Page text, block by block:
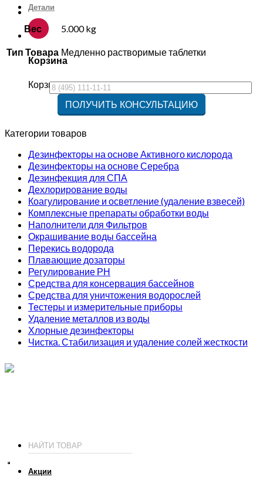
Корзина
Корзина пуста.
Детали
Вес 5.000 kg
Тип Товара Медленно растворимые таблетки
Категории товаров
Дезинфекторы на основе Активного кислорода
Дезинфекторы на основе Серебра
Дезинфекция для СПА
Дехлорирование воды
Коагулирование и осветление (удаление взвесей)
Комплексные препараты обработки воды
Наполнители для Фильтров
Окрашивание воды бассейна
Перекись водорода
Плавающие дозаторы
Регулирование РН
Средства для консервация бассейнов
Средства для уничтожения водорослей
Тестеры и измерительные приборы
Удаление металлов из воды
Хлорные дезинфекторы
Чистка. Стабилизация и удаление солей жесткости
Акции